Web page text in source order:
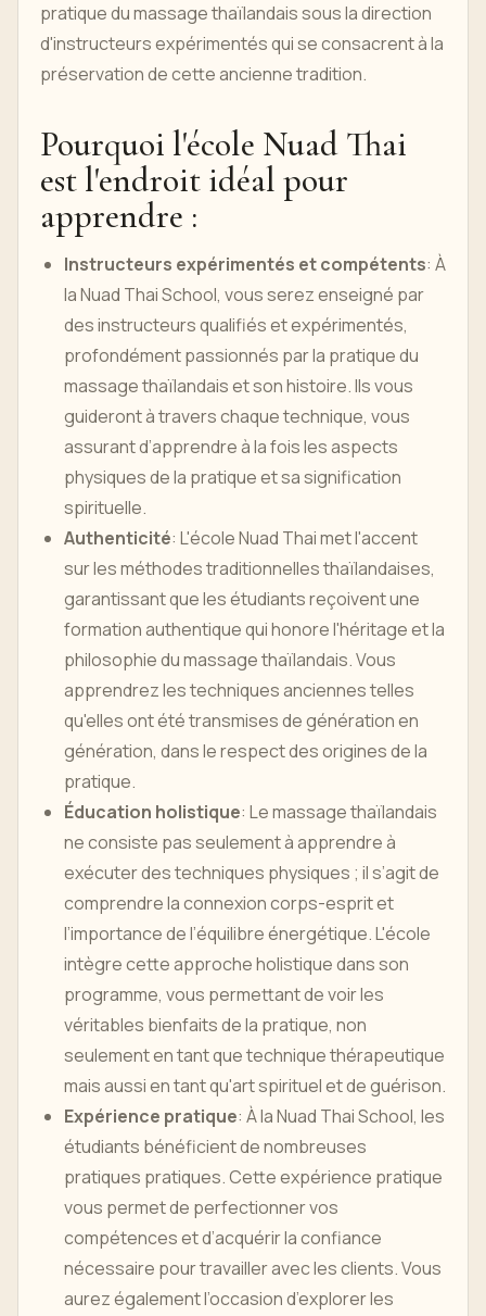
pratique du massage thaïlandais sous la direction
d'instructeurs expérimentés qui se consacrent à la
préservation de cette ancienne tradition.
Pourquoi l'école Nuad Thai
est l'endroit idéal pour
apprendre :
Instructeurs expérimentés et compétents: À
la Nuad Thai School, vous serez enseigné par
des instructeurs qualifiés et expérimentés,
profondément passionnés par la pratique du
massage thaïlandais et son histoire. Ils vous
guideront à travers chaque technique, vous
assurant d’apprendre à la fois les aspects
physiques de la pratique et sa signification
spirituelle.
Authenticité: L'école Nuad Thai met l'accent
sur les méthodes traditionnelles thaïlandaises,
garantissant que les étudiants reçoivent une
formation authentique qui honore l'héritage et la
philosophie du massage thaïlandais. Vous
apprendrez les techniques anciennes telles
qu'elles ont été transmises de génération en
génération, dans le respect des origines de la
pratique.
Éducation holistique: Le massage thaïlandais
ne consiste pas seulement à apprendre à
exécuter des techniques physiques ; il s’agit de
comprendre la connexion corps-esprit et
l’importance de l’équilibre énergétique. L'école
intègre cette approche holistique dans son
programme, vous permettant de voir les
véritables bienfaits de la pratique, non
seulement en tant que technique thérapeutique
mais aussi en tant qu'art spirituel et de guérison.
Expérience pratique: À la Nuad Thai School, les
étudiants bénéficient de nombreuses
pratiques pratiques. Cette expérience pratique
vous permet de perfectionner vos
compétences et d’acquérir la confiance
nécessaire pour travailler avec les clients. Vous
aurez également l’occasion d’explorer les